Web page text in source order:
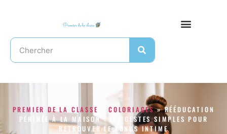
PREMIER DE LA CLASSE »COLORIAGES»RÉÉDUCATION
PÉRINÉE À LA MAISON : LES GESTES SIMPLES POUR
RETROUVER LE TONUS INTIME